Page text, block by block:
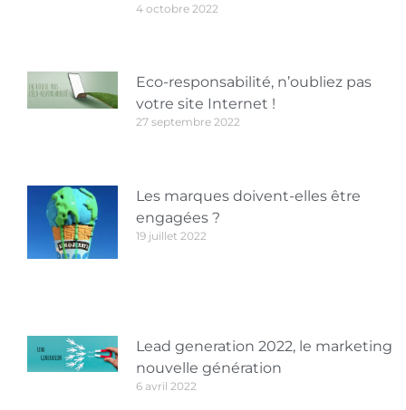
4 octobre 2022
Eco-responsabilité, n’oubliez pas
votre site Internet !
27 septembre 2022
Les marques doivent-elles être
engagées ?
19 juillet 2022
Lead generation 2022, le marketing
nouvelle génération
6 avril 2022